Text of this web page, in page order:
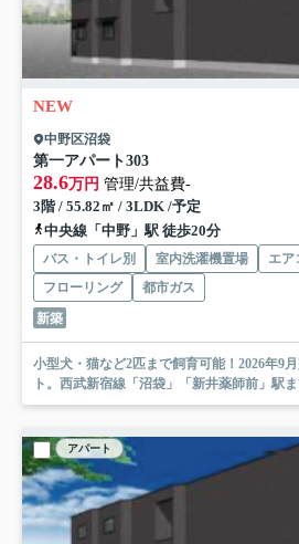
NEW
中野区沼袋
第一アパート303
28.6万円 管理/共益費-
3階 / 55.82㎡ / 3LDK /予定
中央線「中野」駅 徒歩20分
バス・トイレ別 室内洗濯機置場 エア
フローリング
都市ガス
新築
小型犬・猫など2匹まで飼育可能！2026年9
ト。西武新宿線「沼袋」「新井薬師前」駅
アパート